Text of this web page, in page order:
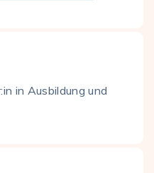
in Ausbildung und